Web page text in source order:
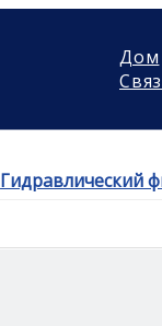
Дом
Гидравлический